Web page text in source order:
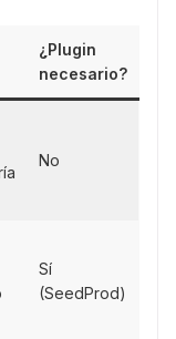
¿Plugin
necesario?
No
Sí
(SeedProd)